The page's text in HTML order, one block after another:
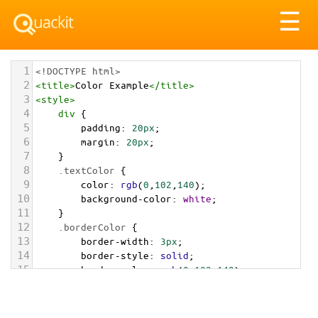
☰
1 <!DOCTYPE html>
2 <title>Color Example</title>
3 <style>
4 div {
5 padding: 20px;
6 margin: 20px;
7 }
8 .textColor {
9 color: rgb(0 102 140);
10 background-color: white;
11 }
12 .borderColor {
13 border-width: 3px;
14 border-style: solid;
15 border-color: rgb(0,102,140);